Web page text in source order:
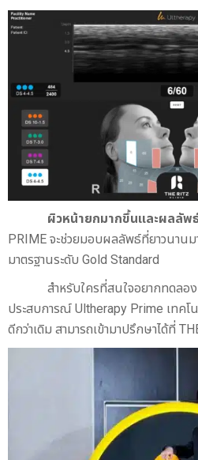
ผิวหน้ายกมากขึ้นและผลลัพ
PRIME จะช่วยมอบผลลัพธ์ที่ยาวนานม
มาตรฐานระดับ Gold Standard
สำหรับใครที่สนใจอยากทดล
ประสบการณ์ Ultherapy Prime เทคโ
ดีกว่าเดิม สามารถเข้ามาปรึกษาได้ที่